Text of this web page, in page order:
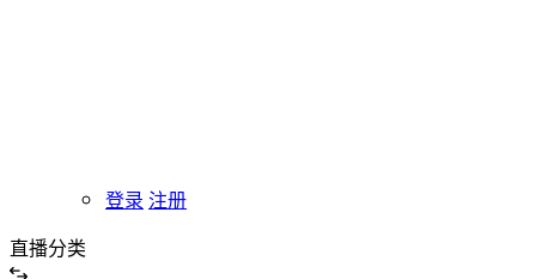
登录 注册
直播分类